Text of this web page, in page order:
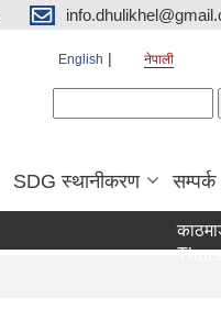
English नेपाली
SDG स्थानीकरण सम्पर्क